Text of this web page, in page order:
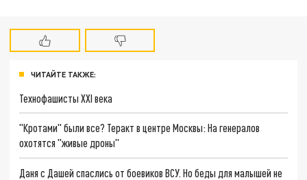
ЧИТАЙТЕ ТАКЖЕ:
Технофашисты XXI века
"Кротами" были все? Теракт в центре Москвы: На генералов
охотятся "живые дроны"
Даня с Дашей спаслись от боевиков ВСУ. Но беды для малышей не